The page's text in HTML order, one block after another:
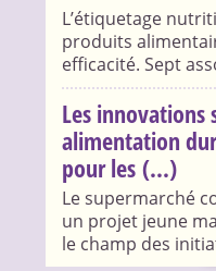
L’étiquetage
produits
efficacité. Sept
Les innovations
alimentation
pour les (...)
Le supermarché
un projet jeune
le champ des